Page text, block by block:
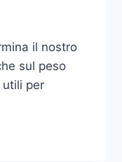
il nostro
sul peso
utili per